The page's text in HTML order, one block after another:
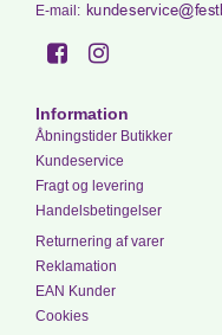
E-mail:
Information
Åbningstider Butikker
Kundeservice
Fragt og levering
Handelsbetingelser
Returnering af varer
Reklamation
EAN Kunder
Cookies